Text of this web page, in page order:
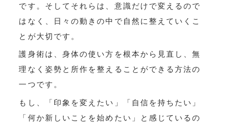
です。そしてそれらは、意識だけで変えるので
はなく、日々の動きの中で自然に整えていくこ
とが大切です。
護身術は、身体の使い方を根本から見直し、無
理なく姿勢と所作を整えることができる方法の
一つです。
もし、「印象を変えたい」「自信を持ちたい」
「何か新しいことを始めたい」と感じているの